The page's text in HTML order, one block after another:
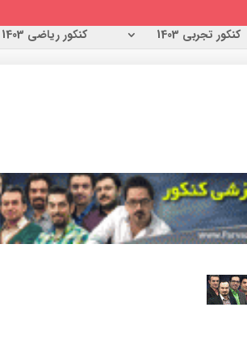
کنکور تجربی 1403 کنکور ریاضی 1403